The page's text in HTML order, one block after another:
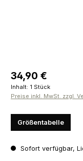
Regulärer Preis:
34,90 €
Inhalt: 1 Stück
Preise inkl. MwSt. zzgl.
Größentabelle
Sofort verfügbar,